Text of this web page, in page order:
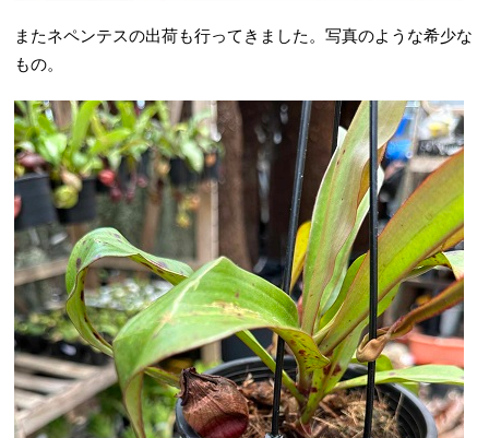
またネペンテスの出荷も行ってきました。写真のような希少な
もの。